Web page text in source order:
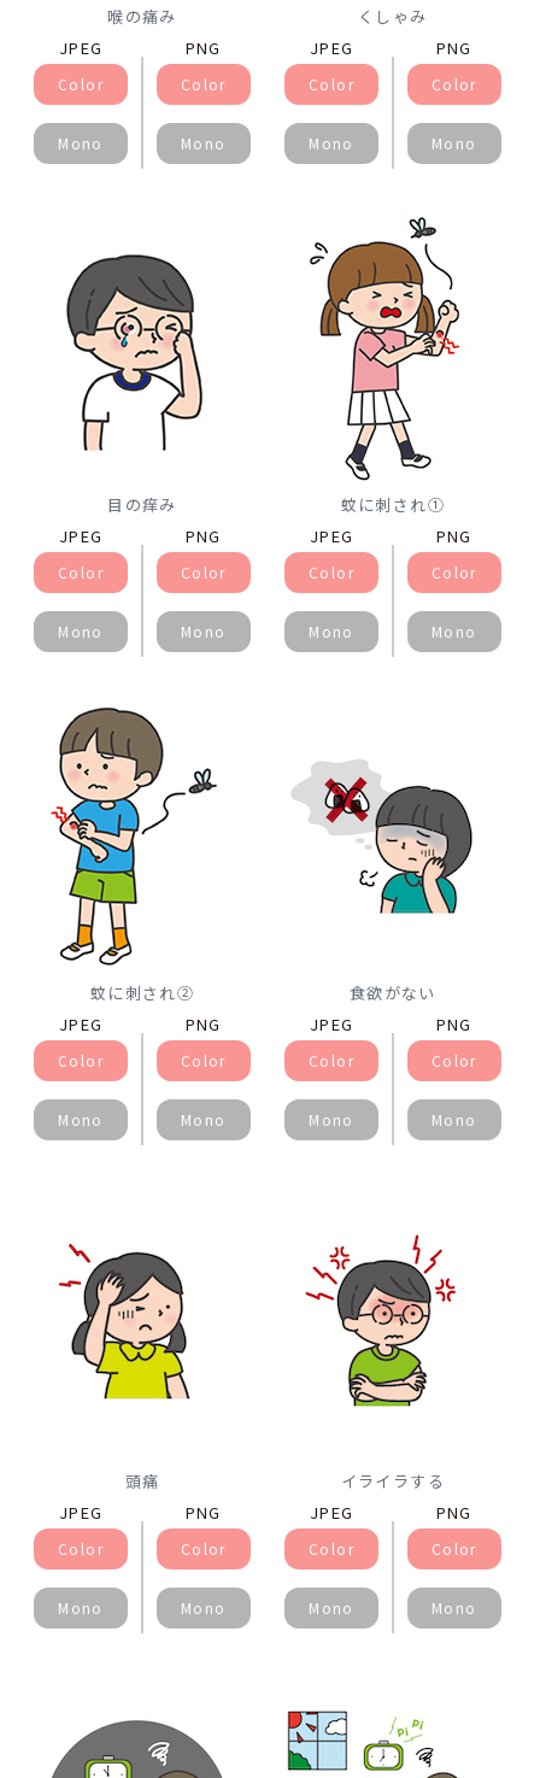
喉の痛み
JPEG
Color
Mono
PNG
Color
Mono
くしゃみ
JPEG
Color
Mono
PNG
Color
Mono
目の痒み
JPEG
Color
Mono
PNG
Color
Mono
蚊に刺され①
JPEG
Color
Mono
PNG
Color
Mono
蚊に刺され②
JPEG
Color
Mono
PNG
Color
Mono
食欲がない
JPEG
Color
Mono
PNG
Color
Mono
頭痛
JPEG
Color
Mono
PNG
Color
Mono
イライラする
JPEG
Color
Mono
PNG
Color
Mono